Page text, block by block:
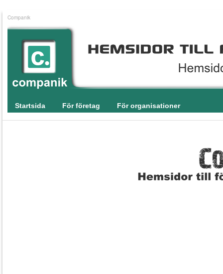
Companik
Startsida För företag För organisationer